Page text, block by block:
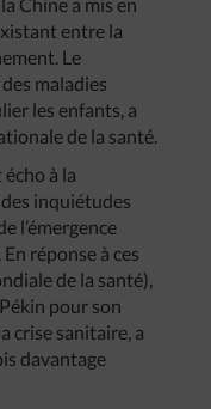
entre la
Le
maladies
les enfants, a
de la santé.
à la
inquiétudes
l’émergence
réponse à ces
de la santé),
pour son
crise sanitaire, a
davantage